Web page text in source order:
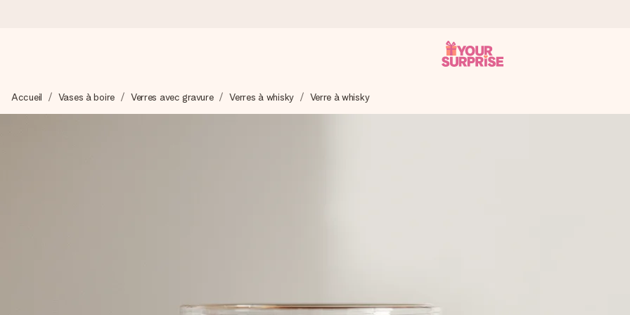
Nous préparons votre cadeau avec attention et l’envoyons en un éclair – pour que vous puissiez l’offrir au bon moment, quand
Accueil Vases à boire Verres avec gravure Verres à whisky Verre à whisky